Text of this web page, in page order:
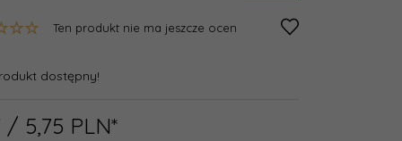
Ten produkt nie ma jeszcze ocen
dostępny!
/ 5,75 PLN*